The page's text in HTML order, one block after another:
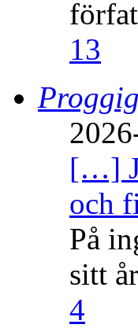
13
[…]
och
På
sitt
4